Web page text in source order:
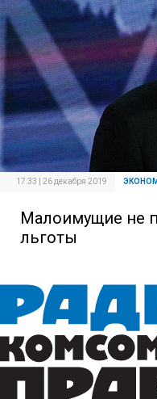
17:33 | 26 декабря 2019
Малоимущие не
льготы